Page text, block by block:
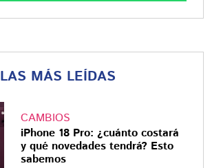
LAS MÁS LEÍDAS
CAMBIOS
iPhone 18 Pro: ¿cuánto costará
y qué novedades tendrá? Esto
sabemos